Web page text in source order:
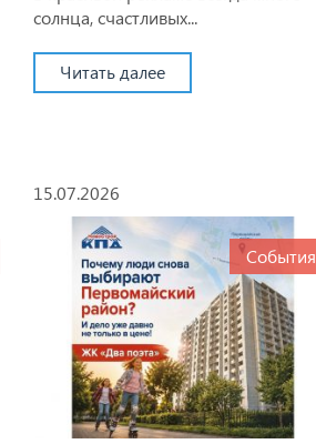
солнца, счастливых...
Читать далее
15.07.2026
События